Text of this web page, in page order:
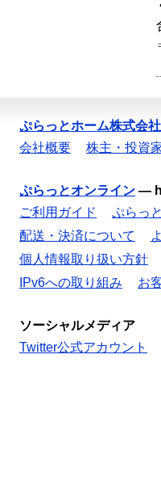
ぷらっとホーム株式会社
会社概要
株主・投資
ぷらっとオンライン —
ご利用ガイド
ぷらっ
配送・決済について
個人情報取り扱い方針
IPv6への取り組み
お
ソーシャルメディア
Twitter公式アカウント